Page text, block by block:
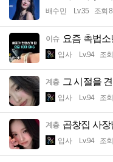
배수민 Lv.35 조회
이슈 요즘 촉법
입사 Lv.94 조
계층 그 시절을
입사 Lv.94 조
계층 곱창집 사
입사 Lv.94 조